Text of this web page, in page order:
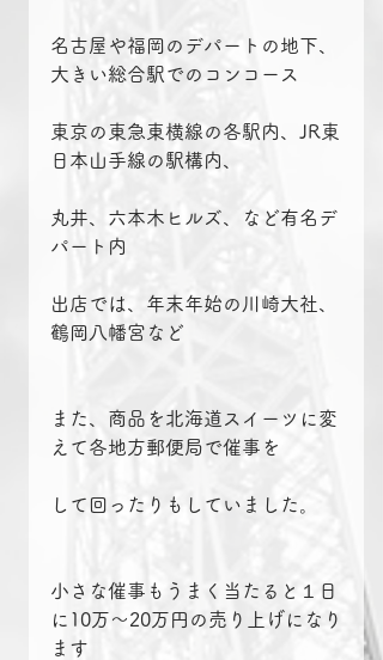
名古屋や福岡のデパートの地下、
大きい総合駅でのコンコース
東京の東急東横線の各駅内、JR東
日本山手線の駅構内、
丸井、六本木ヒルズ、など有名デ
パート内
出店では、年末年始の川崎大社、
鶴岡八幡宮など
また、商品を北海道スイーツに変
えて各地方郵便局で催事を
して回ったりもしていました。
小さな催事もうまく当たると１日
に10万〜20万円の売り上げになり
ます